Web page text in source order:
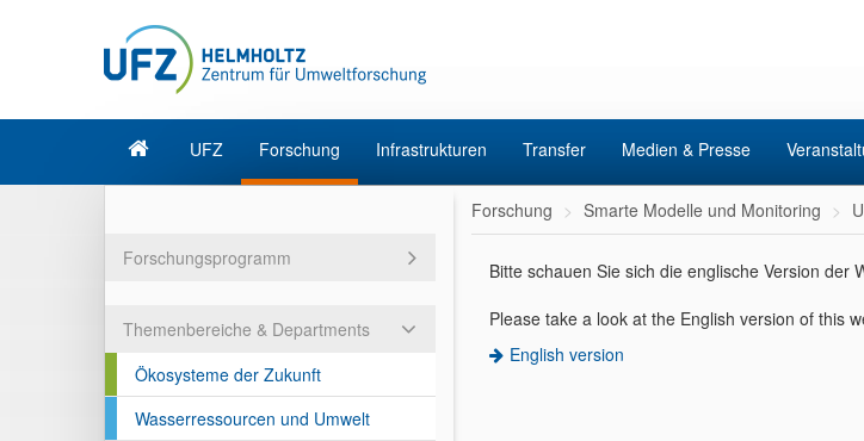
UFZ Forschung Infrastrukturen Transfer Medien & Presse
Forschungsprogramm
Themenbereiche & Departments
Ökosysteme der Zukunft
Wasserressourcen und Umwelt
Forschung Smarte Modelle und Monitoring
Bitte schauen Sie sich die englische Version der
Please take a look at the English version of this
English version